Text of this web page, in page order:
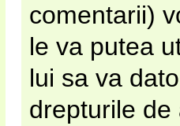
comentarii)
le va putea
lui sa va
drepturile